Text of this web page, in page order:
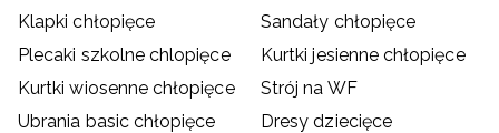
Klapki chłopięce
Sandały chłopięce
Plecaki szkolne chlopięce
Kurtki jesienne chłopięce
Kurtki wiosenne chłopięce
Strój na WF
Ubrania basic chłopięce
Dresy dziecięce